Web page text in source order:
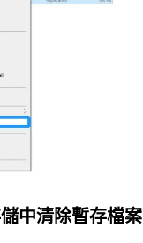
中清除暫存檔案